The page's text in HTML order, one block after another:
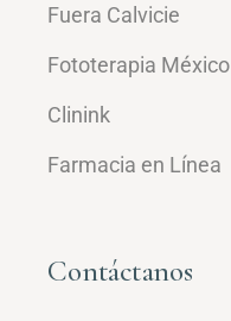
Fuera Calvicie
Fototerapia México
Clinink
Farmacia en Línea
Contáctanos